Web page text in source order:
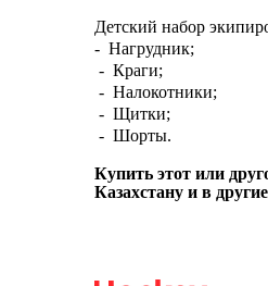
Детский набор
- Нагрудник;
- Краги;
- Налокотники;
- Щитки;
- Шорты.
Купить этот или
Казахстану и в